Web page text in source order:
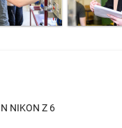
NIKON Z 6